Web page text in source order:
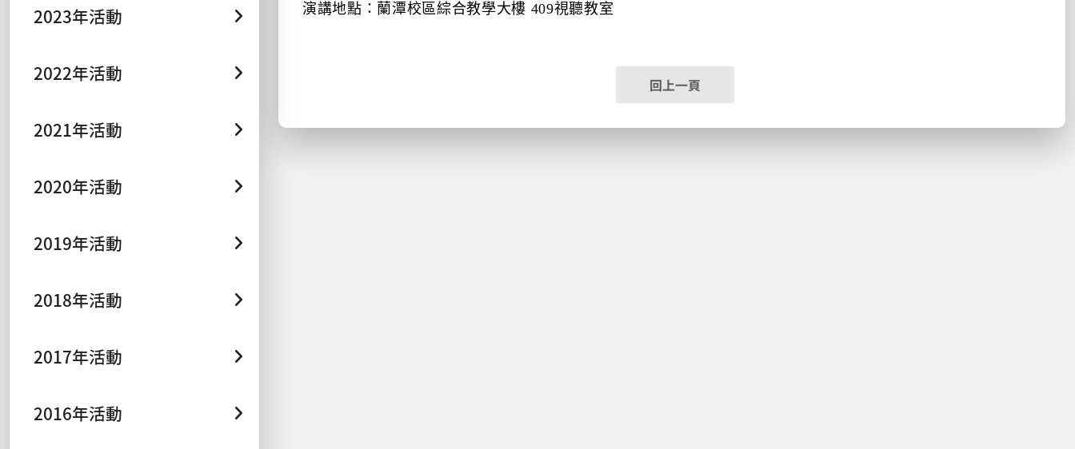
2023年活動
2022年活動
2021年活動
2020年活動
2019年活動
2018年活動
2017年活動
2016年活動
演講地點：蘭潭校區綜合教學大樓 409視聽教室
回上一頁